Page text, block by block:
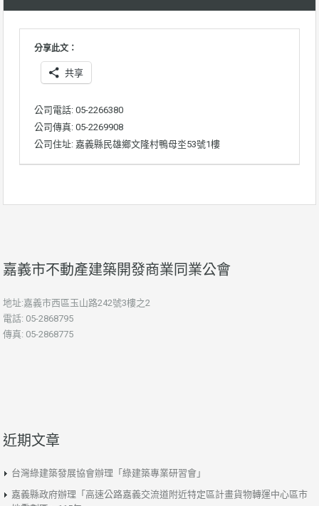
分享此文：
共享
公司電話: 05-2266380
公司傳真: 05-2269908
公司住址: 嘉義縣民雄鄉文隆村鴨母坔53號1樓
嘉義市不動產建築開發商業同業公會
地址:嘉義市西區玉山路242號3樓之2
電話: 05-2868795
傳真: 05-2868775
近期文章
台灣綠建築發展協會辦理「綠建築專業研習會」
嘉義縣政府辦理「高速公路嘉義交流道附近特定區計畫貨物轉運中心區市